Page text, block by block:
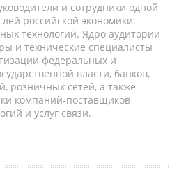
и сотрудники одной
российской экономики:
технологий. Ядро аудитории
и технические специалисты
федеральных и
власти, банков,
розничных сетей, а также
компаний-поставщиков
и услуг связи.